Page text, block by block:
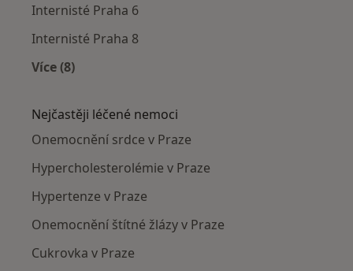
Internisté Praha 6
Internisté Praha 8
Více (8)
Nejčastěji léčené nemoci
Onemocnění srdce v Praze
Hypercholesterolémie v Praze
Hypertenze v Praze
Onemocnění štítné žlázy v Praze
Cukrovka v Praze